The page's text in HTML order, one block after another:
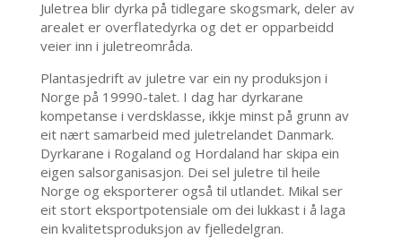
Juletrea blir dyrka på tidlegare skogsmark, deler av
arealet er overflatedyrka og det er opparbeidd
veier inn i juletreområda.
Plantasjedrift av juletre var ein ny produksjon i
Norge på 19990-talet. I dag har dyrkarane
kompetanse i verdsklasse, ikkje minst på grunn av
eit nært samarbeid med juletrelandet Danmark.
Dyrkarane i Rogaland og Hordaland har skipa ein
eigen salsorganisasjon. Dei sel juletre til heile
Norge og eksporterer også til utlandet. Mikal ser
eit stort eksportpotensiale om dei lukkast i å laga
ein kvalitetsproduksjon av fjelledelgran.